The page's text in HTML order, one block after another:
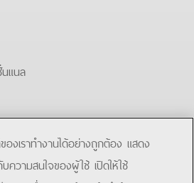
แนล
องเราทำงานได้อย่างถูกต้อง แสดง
ความสนใจของผู้ใช้ เปิดให้ใช้